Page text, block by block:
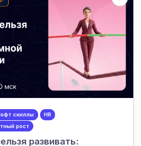
скиллы
HR
рост
развивать: